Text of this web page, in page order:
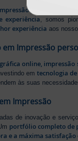
gráfica online
experiência, somos
experiência aos
Impressão
gráfica online,
em tecnologia
às suas
Impressão
de inovação e
portfólio completo de
e a máxima satisfação